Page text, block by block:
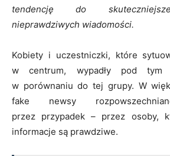
tendencję do
nieprawdziwych wiadomości.
Kobiety i uczestniczki, które
w centrum, wypadły pod tym
w porównaniu do tej grupy. W
fake newsy
przez przypadek – przez osoby,
informacje są prawdziwe.